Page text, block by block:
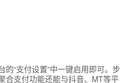
“支付设置”中一键启用即可。步
合支付功能还能与抖音、MT等平